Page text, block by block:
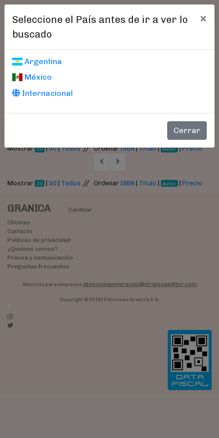
Seleccione el País antes de ir a ver lo
buscado
×
Argentina
México
Internacional
Cerrar
Libros encontrados
Parámetros
Mostrar 20 |50|Todos//OrdenarISBN|Título| Autor |Precio
Mostrar 20 | 50 Todos // Ordenar ISBN Título Autor |Precio
GRANICA
Cambiar
Oficinas
Contacto
Políticas de privacidad
¿Quiénes somos?
Prensa y comunicación
Preguntas frecuentes
Atención para empresas atencionaempresas@granicaeditor.com
Copyright © 2019 | Ediciones Granica S.A.